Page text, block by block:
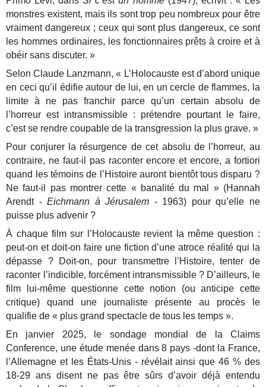
monstres existent, mais ils sont trop peu nombreux pour être
vraiment dangereux ; ceux qui sont plus dangereux, ce sont
les hommes ordinaires, les fonctionnaires prêts à croire et à
obéir sans discuter. »
Selon Claude Lanzmann, « L’Holocauste est d’abord unique
en ceci qu’il édifie autour de lui, en un cercle de flammes, la
limite à ne pas franchir parce qu’un certain absolu de
l’horreur est intransmissible : prétendre pourtant le faire,
c’est se rendre coupable de la transgression la plus grave. »
Pour conjurer la résurgence de cet absolu de l’horreur, au
contraire, ne faut-il pas raconter encore et encore, a fortiori
quand les témoins de l’Histoire auront bientôt tous disparu ?
Ne faut-il pas montrer cette « banalité du mal » (Hannah
Arendt -Eichmann à Jérusalem - 1963) pour qu’elle ne
puisse plus advenir ?
À chaque film sur l’Holocauste revient la même question :
peut-on et doit-on faire une fiction d’une atroce réalité qui la
dépasse ? Doit-on, pour transmettre l’Histoire, tenter de
raconter l’indicible, forcément intransmissible ? D’ailleurs, le
film lui-même questionne cette notion (ou anticipe cette
critique) quand une journaliste présente au procès le
qualifie de « plus grand spectacle de tous les temps ».
En janvier 2025, le sondage mondial de la Claims
Conference, une étude menée dans 8 pays -dont la France,
l’Allemagne et les États-Unis - révélait ainsi que 46 % des
18-29 ans disent ne pas être sûrs d’avoir déjà entendu